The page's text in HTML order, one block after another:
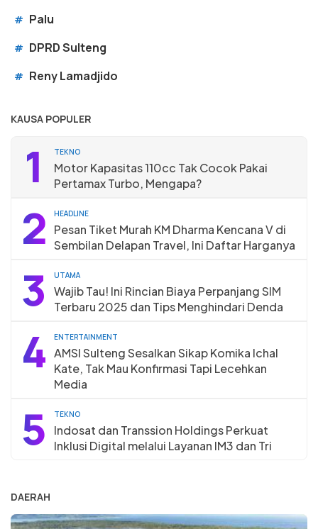
# Palu
# DPRD Sulteng
# Reny Lamadjido
KAUSA POPULER
1 TEKNO
Motor Kapasitas 110cc Tak Cocok Pakai
Pertamax Turbo, Mengapa?
2 HEADLINE
Pesan Tiket Murah KM Dharma Kencana V di
Sembilan Delapan Travel, Ini Daftar Harganya
3 UTAMA
Wajib Tau! Ini Rincian Biaya Perpanjang SIM
Terbaru 2025 dan Tips Menghindari Denda
4 ENTERTAINMENT
AMSI Sulteng Sesalkan Sikap Komika Ichal
Kate, Tak Mau Konfirmasi Tapi Lecehkan
Media
5 TEKNO
Indosat dan Transsion Holdings Perkuat
Inklusi Digital melalui Layanan IM3 dan Tri
DAERAH